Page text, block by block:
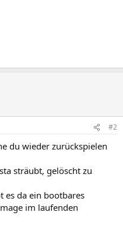
#2
du wieder zurückspielen
sträubt, gelöscht zu
es da ein bootbares
im laufenden